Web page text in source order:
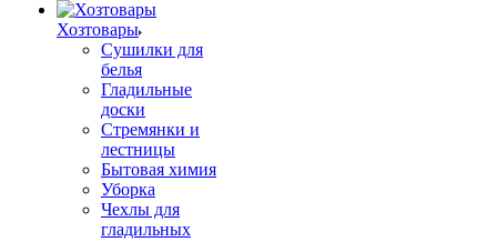
Хозтовары
Сушилки для
белья
Гладильные
доски
Стремянки и
лестницы
Бытовая химия
Уборка
Чехлы для
гладильных